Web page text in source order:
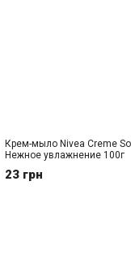
Крем-мыло Nivea Creme
Нежное увлажнение 100г
23 грн